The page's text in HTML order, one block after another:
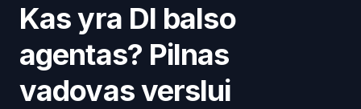
Kas yra DI balso
agentas? Pilnas
vadovas verslui